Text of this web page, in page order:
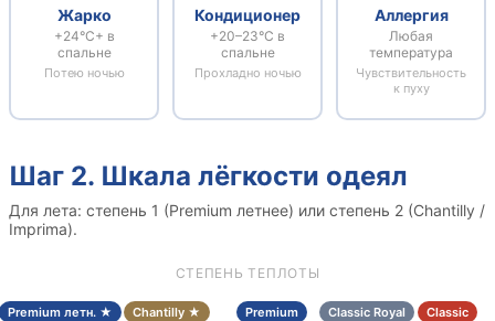
Жарко
+24°C+ в
спальне
Потею ночью
Кондиционер
+20–23°C в
спальне
Прохладно ночью
Аллергия
Любая
температура
Чувствительность
к пуху
Шаг 2. Шкала лёгкости одеял
Для лета: степень 1 (Premium летнее) или степень 2 (Chantilly /
Imprima).
СТЕПЕНЬ ТЕПЛОТЫ
Premium летн. ★ Chantilly ★ Premium Classic Royal Classic